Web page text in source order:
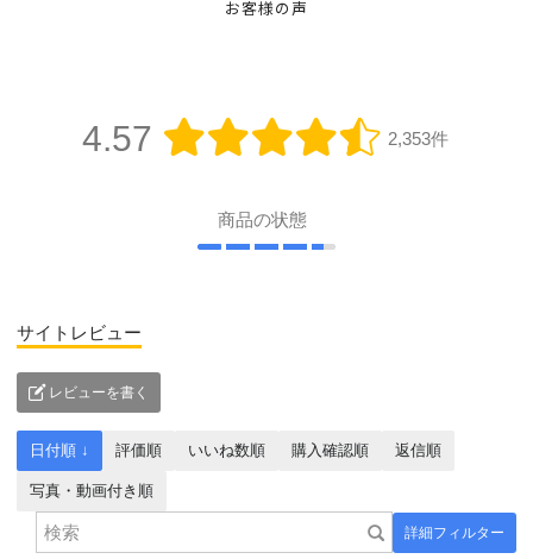
お客様の声
4.57 2,353件
商品の状態
サイトレビュー
レビューを書く
詳細フィルター
日付順 ↓ 評価順 いいね数順 購入確認順 返信順
写真・動画付き順